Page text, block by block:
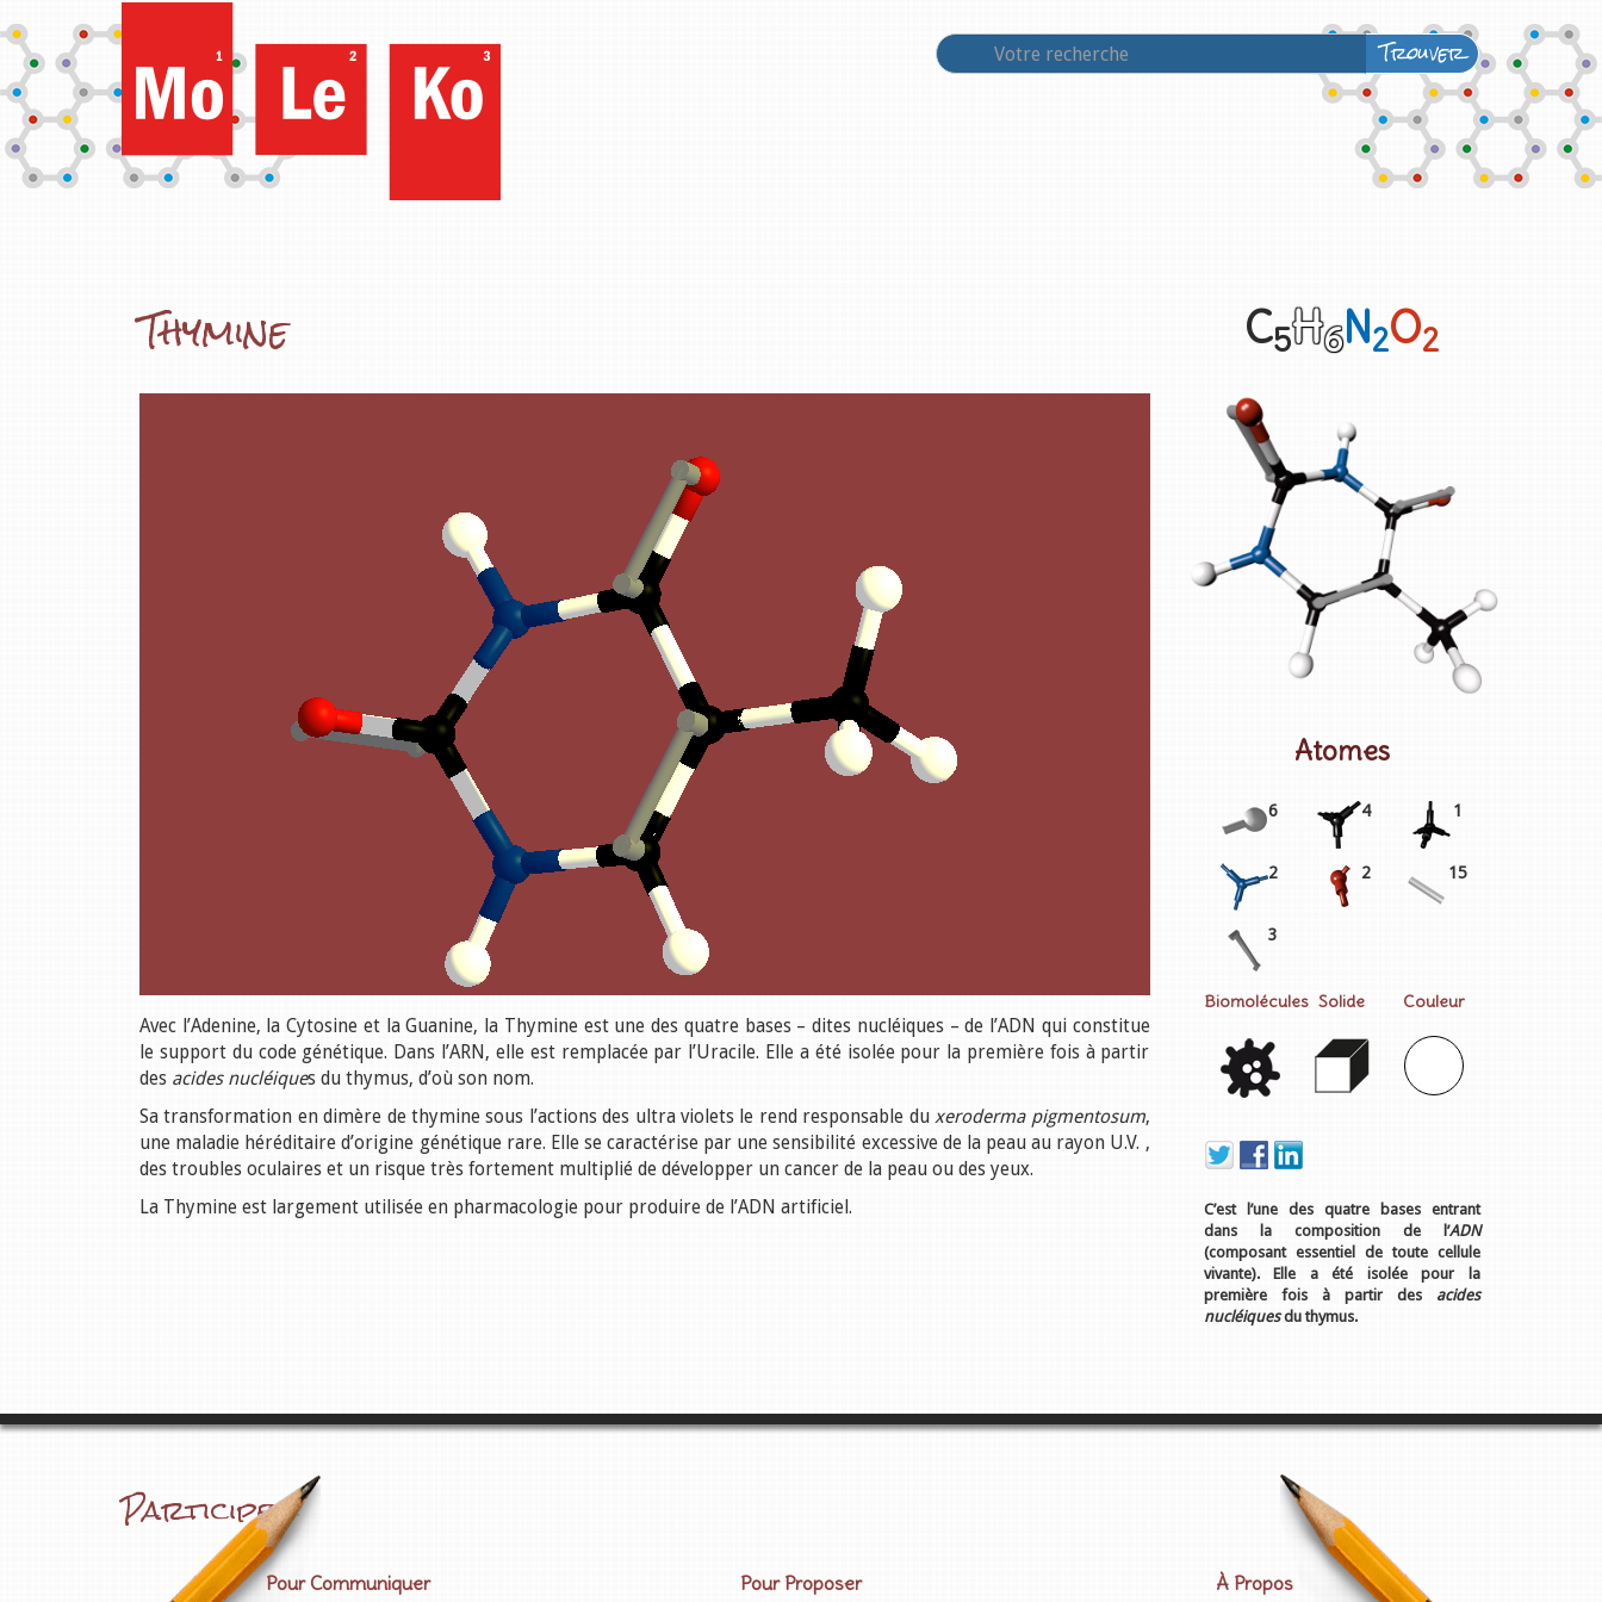
Trouver
Thymine C5H6N2O2
Avec l’Adenine, la Cytosine et la Guanine, la Thymine est une des quatre bases – dites nucléiques – de l’ADN qui constitue
le support du code génétique. Dans l’ARN, elle est remplacée par l’Uracile. Elle a été isolée pour la première fois à partir
des acides nucléiques du thymus, d’où son nom.
Sa transformation en dimère de thymine sous l’actions des ultra violets le rend responsable duxeroderma pigmentosum,
une maladie héréditaire d’origine génétique rare. Elle se caractérise par une sensibilité excessive de la peau au rayon U.V. ,
des troubles oculaires et un risque très fortement multiplié de développer un cancer de la peau ou des yeux.
La Thymine est largement utilisée en pharmacologie pour produire de l’ADN artificiel.
Atomes
6 4 1
2 2 15
3
Biomolécules Solide Couleur
C’est l’une des quatre bases entrant
dans la composition de l’ADN
(composant essentiel de toute cellule
vivante). Elle a été isolée pour la
première fois à partir des acides
nucléiquesdu thymus.
Participez
Pour Communiquer Pour Proposer À Propos